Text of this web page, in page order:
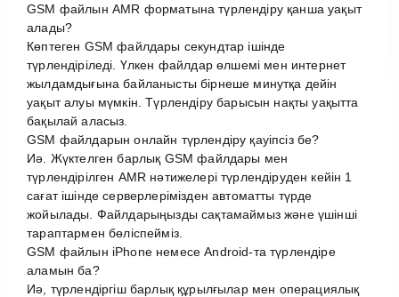
GSM файлын AMR форматына түрлендіру қанша уақыт
алады?
Көптеген GSM файлдары секундтар ішінде
түрлендіріледі. Үлкен файлдар өлшемі мен интернет
жылдамдығына байланысты бірнеше минутқа дейін
уақыт алуы мүмкін. Түрлендіру барысын нақты уақытта
бақылай аласыз.
GSM файлдарын онлайн түрлендіру қауіпсіз бе?
Иә. Жүктелген барлық GSM файлдары мен
түрлендірілген AMR нәтижелері түрлендіруден кейін 1
сағат ішінде серверлерімізден автоматты түрде
жойылады. Файлдарыңызды сақтамаймыз және үшінші
тараптармен бөліспейміз.
GSM файлын iPhone немесе Android-та түрлендіре
аламын ба?
Иә, түрлендіргіш барлық құрылғылар мен операциялық